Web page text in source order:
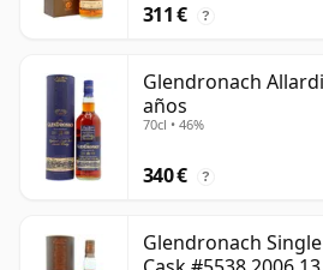
311 € ?
Glendronach
años
70cl • 46%
340 € ?
Glendronach